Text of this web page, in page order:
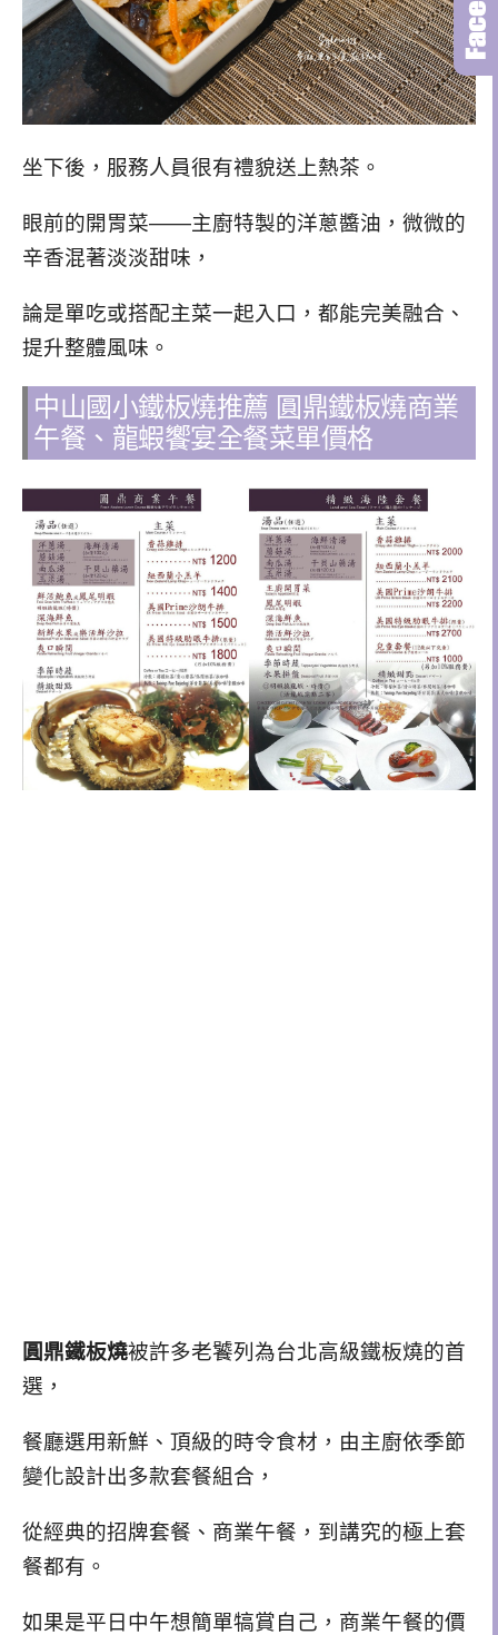
坐下後， 服務人員很有禮貌送上熱茶。
眼前的開胃菜——主廚特製的洋蔥醬油，微微的
辛香混著淡淡甜味，
論是單吃或搭配主菜一起入口，都能完美融合、
提升整體風味。
中山國小鐵板燒推薦 圓鼎鐵板燒商業
午餐、龍蝦饗宴全餐菜單價格
圓鼎鐵板燒被許多老饕列為台北高級鐵板燒的首
選，
餐廳選用新鮮、頂級的時令食材，由主廚依季節
變化設計出多款套餐組合 ，
從經典的招牌套餐、商業午餐，到講究的極上套
餐都有。
如果是平日中午想簡單犒賞自己，商業午餐的價